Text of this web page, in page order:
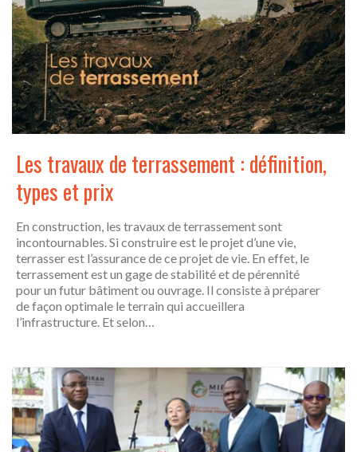
Les travaux de terrassement : définition,
types et prix
En construction, les travaux de terrassement sont
incontournables. Si construire est le projet d’une vie,
terrasser est l’assurance de ce projet de vie. En effet, le
terrassement est un gage de stabilité et de pérennité
pour un futur bâtiment ou ouvrage. Il consiste à préparer
de façon optimale le terrain qui accueillera
l’infrastructure. Et selon…